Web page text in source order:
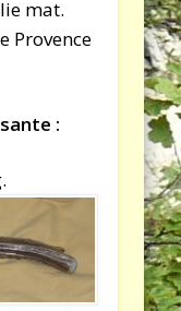
mat.
Provence
: